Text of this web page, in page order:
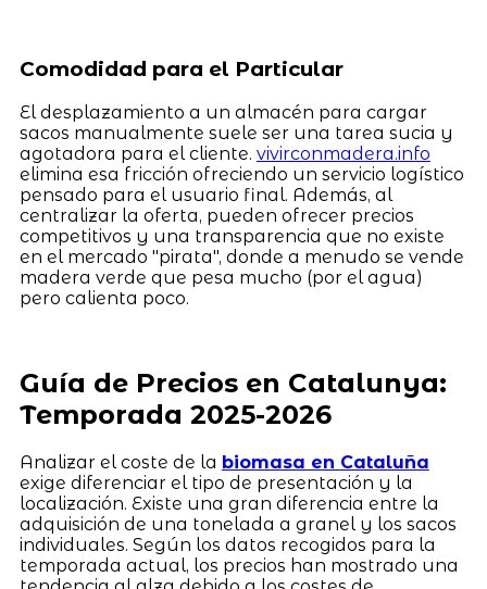
Comodidad para el Particular
El desplazamiento a un almacén para cargar
sacos manualmente suele ser una tarea sucia y
agotadora para el cliente. vivirconmadera.info
elimina esa fricción ofreciendo un servicio logístico
pensado para el usuario final. Además, al
centralizar la oferta, pueden ofrecer precios
competitivos y una transparencia que no existe
en el mercado "pirata", donde a menudo se vende
madera verde que pesa mucho (por el agua)
pero calienta poco.
Guía de Precios en Catalunya:
Temporada 2025-2026
Analizar el coste de la biomasa en Cataluña
exige diferenciar el tipo de presentación y la
localización. Existe una gran diferencia entre la
adquisición de una tonelada a granel y los sacos
individuales. Según los datos recogidos para la
temporada actual, los precios han mostrado una